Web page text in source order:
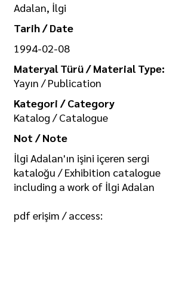
Adalan, İlgi
Tarih / Date
1994-02-08
Materyal Türü / Material Type:
Yayın / Publication
Kategori / Category
Katalog / Catalogue
Not / Note
İlgi Adalan'ın işini içeren sergi
kataloğu / Exhibition catalogue
including a work of İlgi Adalan
pdf erişim / access: